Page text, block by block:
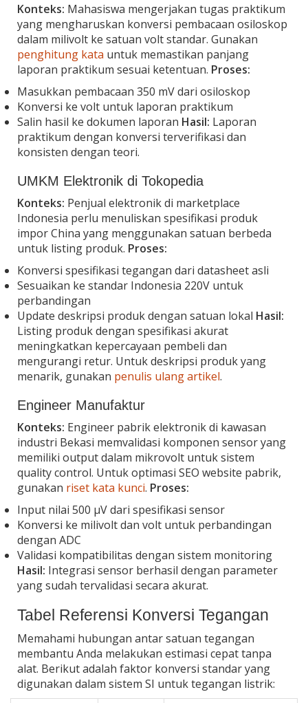
Konteks: Mahasiswa mengerjakan tugas praktikum
yang mengharuskan konversi pembacaan osiloskop
dalam milivolt ke satuan volt standar. Gunakan
penghitung kata untuk memastikan panjang
laporan praktikum sesuai ketentuan. Proses:
Masukkan pembacaan 350 mV dari osiloskop
Konversi ke volt untuk laporan praktikum
Salin hasil ke dokumen laporan Hasil: Laporan
praktikum dengan konversi terverifikasi dan
konsisten dengan teori.
UMKM Elektronik di Tokopedia
Konteks: Penjual elektronik di marketplace
Indonesia perlu menuliskan spesifikasi produk
impor China yang menggunakan satuan berbeda
untuk listing produk. Proses:
Konversi spesifikasi tegangan dari datasheet asli
Sesuaikan ke standar Indonesia 220V untuk
perbandingan
Update deskripsi produk dengan satuan lokal Hasil:
Listing produk dengan spesifikasi akurat
meningkatkan kepercayaan pembeli dan
mengurangi retur. Untuk deskripsi produk yang
menarik, gunakan penulis ulang artikel.
Engineer Manufaktur
Konteks: Engineer pabrik elektronik di kawasan
industri Bekasi memvalidasi komponen sensor yang
memiliki output dalam mikrovolt untuk sistem
quality control. Untuk optimasi SEO website pabrik,
gunakan riset kata kunci. Proses:
Input nilai 500 µV dari spesifikasi sensor
Konversi ke milivolt dan volt untuk perbandingan
dengan ADC
Validasi kompatibilitas dengan sistem monitoring
Hasil: Integrasi sensor berhasil dengan parameter
yang sudah tervalidasi secara akurat.
Tabel Referensi Konversi Tegangan
Memahami hubungan antar satuan tegangan
membantu Anda melakukan estimasi cepat tanpa
alat. Berikut adalah faktor konversi standar yang
digunakan dalam sistem SI untuk tegangan listrik: